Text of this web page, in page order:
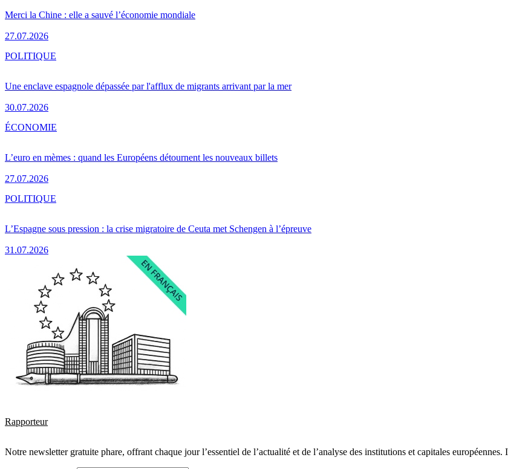
Merci la Chine : elle a sauvé l’économie mondiale
27.07.2026
Une enclave espagnole dépassée par l'afflux de migrants arrivant par la mer
30.07.2026
POLITIQUE
L’euro en mèmes : quand les Européens détournent les nouveaux billets
27.07.2026
ÉCONOMIE
L’Espagne sous pression : la crise migratoire de Ceuta met Schengen à l’épreuve
31.07.2026
POLITIQUE
Rapporteur
Notre newsletter gratuite phare, offrant chaque jour l’essentiel de l’actualité et de l’analyse des institutions et capitales